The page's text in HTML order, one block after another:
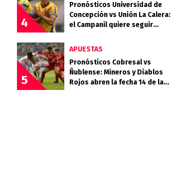
4
Pronósticos Universidad de
Concepción vs Unión La Calera:
el Campanil quiere seguir
necesitado
5
APUESTAS
Pronósticos Cobresal vs
Ñublense: Mineros y Diablos
Rojos abren la fecha 14 de la